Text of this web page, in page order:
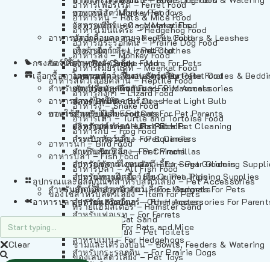
อาหารเฟอร์เร็ต – Ferret Food
อาหารหนู – Rats & Mice Food
อาหารเม่นแคระ – Hedgehog Food
อาหารกระรอกดิน – Prairie Dog Food
อาหารลิง – Monkey Food
อาหารเมียร์แคท – Meerkat Food
อาหารสัตว์เลี้อยคลาน – Reptile Food
อาหารกิ้งก่า – Lizard Food
อาหารงู – Snake Food
อาหารเต่า – Turtle and Tortoise Food
อาหารกบ – Frog Food
อาหารนก – Bird Food
อาหารปลา – Fish Food
อาหารปลา – All Fish Food
อุปกรณและผลิตภัณฑ์สำหรับสัตว์เลี้ยง – Pet Accessories
ของใช้สำหรับสัตว์เลี้ยง – Item For Pets
ทรายแฮมสเตอร์ – Hamster Sand
ทรายแมว – Cat Sand
ห้องน้ำสัตว์เลี้ยง – Pet Toilets
ชามและเครื่องป้อน – Bowls, Feeders & Watering
ของเล่นสัตว์เลี้ยง – Pet Toys
อาหารลิง – Monkey Food
อาหารเมียร์แคท – Meerkat Food
อาหารสัตว์เลี้อยคลาน – Reptile Food
อาหารกิ้งก่า – Lizard Food
อาหารงู – Snake Food
อาหารเต่า – Turtle and Tortoise Food
อาหารกบ – Frog Food
อาหารนก – Bird Food
อาหารปลา – Fish Food
อาหารปลา – All Fish Food
ของเล่นสัตว์เลี้ยง – Pet Toys
วัสดุรองกรง – Cage Materials
ปลอกคอและสายจูง – Pet Collars & Leashes
เสื้อผ้าสัตว์เลี้ยง – Pet Clothes
ของใช้สำหรับสัตว์เลี้ยง – More For Pets
โดมนอนและที่นอนสัตว์เลี้ยง – Pet Crates &
ของประดับสำหรับนก – Bird Accessories
หลอดไฟให้ความร้อน – Heat Light Bulb
ของใช้สำหรับผู้เลี้ยง – Items For Pet Parents
ผลิตภัณฑ์ทำความสะอาด – Pet Cleaning
กระเป๋าสัตว์เลี้ยง – Pet Carriers
รถเข็นสัตว์เลี้ยง – Pet Prams
อุปกรณ์ตัดแต่งขนสัตว์เลี้ยง – Pet Grooming
อุปกรณ์การฝึกสัตว์เลี้ยง – Pet Training Supplies
แก็ดเจ็ตสำหรับสัตว์เลี้ยง – Gadgets For Pets
อุปกรณ์เสริมอื่นๆ – Other Accessories For
กรงสัตว์เลี้ยง – Pet Cages
เลือกซื้อตามหมวดสัตว์เลี้ยง – Shop By Pet
สำหรับสัตว์เลี้ยงลูกด้วยนม – For Mammals
สำหรับสุนัข – For Dogs
สำหรับแมว – For Cats
สำหรับกระต่าย – For Rabbits
สำหรับกระรอก – For Squirrels
สำหรับชินชิล่า – For Chinchillas
สำหรับชูการ์ไกลเดอร์ – For Sugar Gliders
สำหรับหนูแกสบี้ – For Guinea Pigs
สำหรับสัตว์เลี้ยงลูกด้วยนม – For Mammals
สำหรับแฮมสเตอร์ – For Hamsters
สำหรับเฟอเรท – For Ferrets
สำหรับหนู – For Rats and Mice
สำหรับเม่น – For Hedgehogs
สำหรับกระรอกดิน – For Prairie Dogs
อาหารปลา – Fish Food
Clear